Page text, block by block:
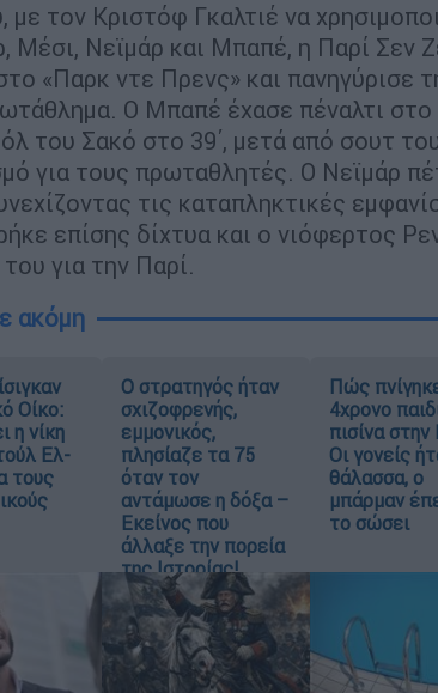
με τον Κριστόφ Γκαλτιέ να
Μέσι, Νεϊμάρ και Μπαπέ, η Παρί Σεν
«Παρκ ντε Πρενς» και πανηγύρισε
Ο Μπαπέ έχασε πέναλτι στο
του Σακό στο 39΄, μετά από σουτ
για τους πρωταθλητές. Ο Νεϊμάρ
τις καταπληκτικές
επίσης δίχτυα και ο νιόφερτος
για την Παρί.
ακόμη
Οίκο:
η νίκη
Ελ-
τους
O στρατηγός ήταν
σχιζοφρενής,
εμμονικός,
πλησίαζε τα 75
όταν τον
αντάμωσε η δόξα –
Εκείνος που
άλλαξε την πορεία
της Ιστορίας!
Πώς
4χρονο
πισίνα
Οι γονείς
θάλασσα, ο
μπάρμαν
το σώσει